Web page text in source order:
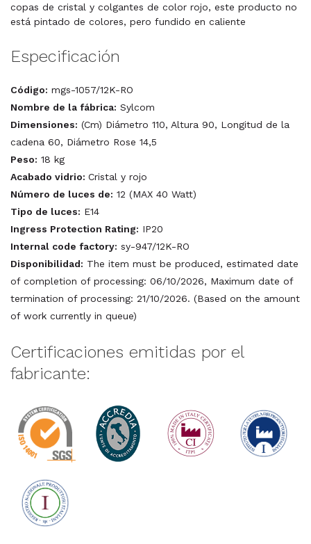
copas de cristal y colgantes de color rojo, este producto no
está pintado de colores, pero fundido en caliente
Especificación
Código: mgs-1057/12K-RO
Nombre de la fábrica: Sylcom
Dimensiones: (Cm) Diámetro 110, Altura 90, Longitud de la
cadena 60, Diámetro Rose 14,5
Peso: 18 kg
Acabado vidrio: Cristal y rojo
Número de luces de: 12 (MAX 40 Watt)
Tipo de luces: E14
Ingress Protection Rating: IP20
Internal code factory: sy-947/12K-RO
Disponibilidad: The item must be produced, estimated date
of completion of processing: 06/10/2026, Maximum date of
termination of processing: 21/10/2026. (Based on the amount
of work currently in queue)
Certificaciones emitidas por el
fabricante: